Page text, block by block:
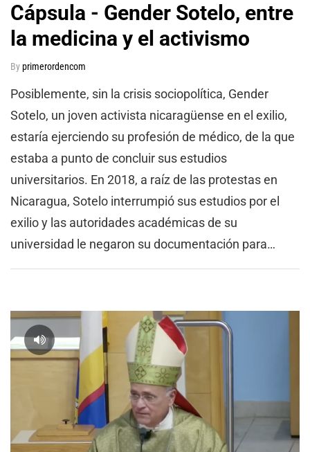
Cápsula - Gender Sotelo, entre
la medicina y el activismo
Byprimerordencom
Posiblemente, sin la crisis sociopolítica, Gender
Sotelo, un joven activista nicaragüense en el exilio,
estaría ejerciendo su profesión de médico, de la que
estaba a punto de concluir sus estudios
universitarios. En 2018, a raíz de las protestas en
Nicaragua, Sotelo interrumpió sus estudios por el
exilio y las autoridades académicas de su
universidad le negaron su documentación para…